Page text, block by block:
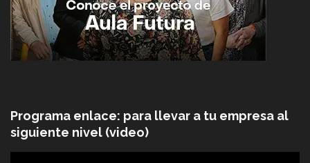
Programa enlace: para llevar a tu empresa al
siguiente nivel (video)